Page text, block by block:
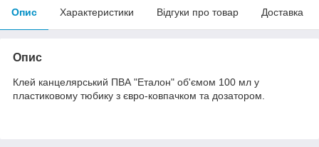
Опис Характеристики Відгуки про товар Доставка
Опис
Клей канцелярський ПВА "Еталон" об'ємом 100 мл у
пластиковому тюбику з євро-ковпачком та дозатором.